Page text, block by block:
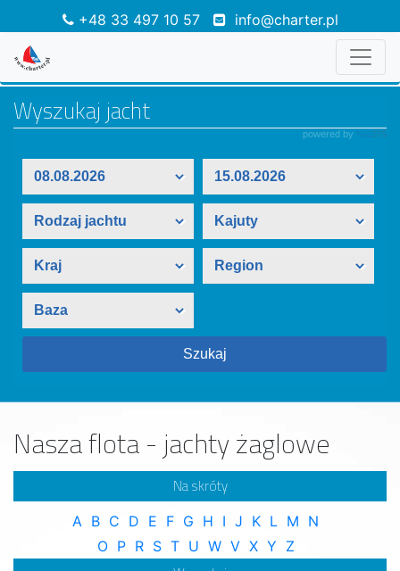
+48 33 497 10 57 info@charter.pl
Nasza flota - jachty żaglowe
Na skróty
A B C D E F G H I J K L M N
O P R S T U W V X Y Z